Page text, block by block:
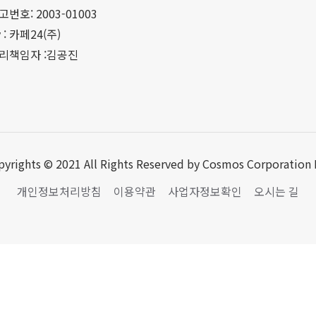
번호: 2003-01003
카페24(주)
책임자 :김공진
© 2021 All Rights Reserved by Cosmos Corporation
개인정보처리방침
이용약관 사업자정보확인 오시는 길